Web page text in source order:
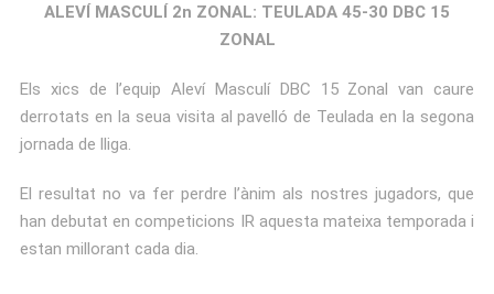
ALEVÍ MASCULÍ 2n ZONAL: TEULADA 45-30 DBC 15
ZONAL
Els xics de l’equip Aleví Masculí DBC 15 Zonal van caure
derrotats en la seua visita al pavelló de Teulada en la segona
jornada de lliga.
El resultat no va fer perdre l’ànim als nostres jugadors, que
han debutat en competicions IR aquesta mateixa temporada i
estan millorant cada dia.